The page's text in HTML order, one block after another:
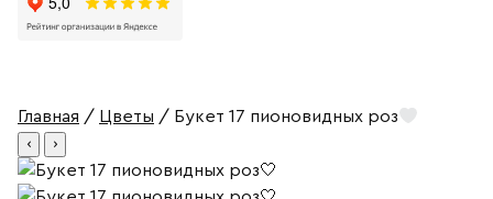
Главная / Цветы / Букет 17 пионовидных роз
‹ ›